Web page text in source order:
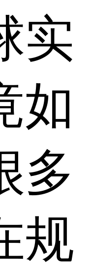
实
如
多
规